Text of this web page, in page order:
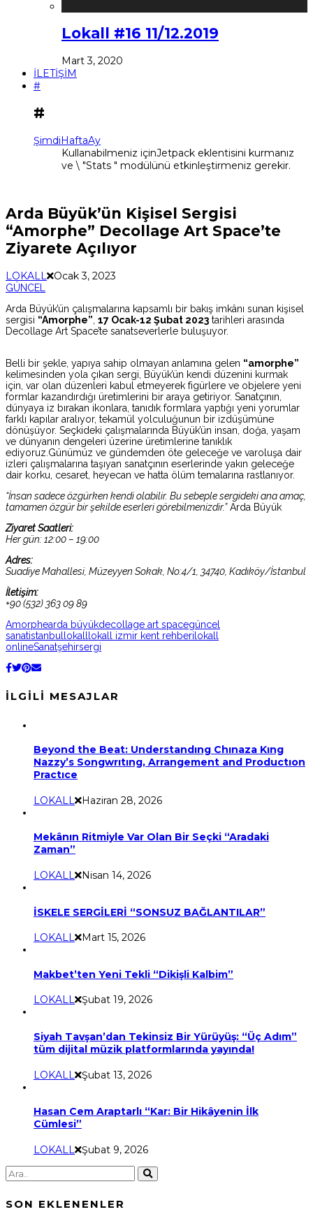
Lokall #16 11/12.2019
Mart 3, 2020
İLETİŞİM
#
#
ŞimdiHaftaAy
Kullanabilmeniz içinJetpack eklentisini kurmanız
ve \ "Stats " modülünü etkinleştirmeniz gerekir.
Arda Büyük’ün Kişisel Sergisi
“Amorphe” Decollage Art Space’te
Ziyarete Açılıyor
LOKALL Ocak 3, 2023
GÜNCEL
Arda Büyük’ün çalışmalarına kapsamlı bir bakış imkânı sunan kişisel
sergisi “Amorphe” 17 Ocak-12 Şubat 2023 tarihleri arasında
Decollage Art Space’te sanatseverlerle buluşuyor.
Belli bir şekle, yapıya sahip olmayan anlamına gelen “amorphe”
kelimesinden yola çıkan sergi, Büyük’ün kendi düzenini kurmak
için, var olan düzenleri kabul etmeyerek figürlere ve objelere yeni
formlar kazandırdığı üretimlerini bir araya getiriyor. Sanatçının,
dünyaya iz bırakan ikonlara, tanıdık formlara yaptığı yeni yorumlar
farklı kapılar aralıyor, tekamül yolculuğunun bir izdüşümüne
dönüşüyor. Seçkideki çalışmalarında Büyük’ün insan, doğa, yaşam
ve dünyanın dengeleri üzerine üretimlerine tanıklık
ediyoruz.Günümüz ve gündemden öte geleceğe ve varoluşa dair
izleri çalışmalarına taşıyan sanatçının eserlerinde yakın geleceğe
dair korku, cesaret, heyecan ve hatta ölüm temalarına rastlanıyor.
“İnsan sadece özgürken kendi olabilir. Bu sebeple sergideki ana amaç,
tamamen özgür bir şekilde eserleri görebilmenizdir.”Arda Büyük
Ziyaret Saatleri:
Her gün: 12:00 – 19:00
Adres:
Suadiye Mahallesi, Müzeyyen Sokak, No:4/1, 34740, Kadıköy/İstanbul
İletişim:
+90 (532) 363 09 89
Amorphearda büyükdecollage art spacegüncel
sanatistanbullokalllokall izmir kent rehberilokall
onlineSanatşehirsergi
İLGILI MESAJLAR
Beyond the Beat: Understandıng Chınaza Kıng
Nazzy’s Songwrıtıng, Arrangement and Productıon
Practıce
LOKALL Haziran 28, 2026
Mekânın Ritmiyle Var Olan Bir Seçki “Aradaki
Zaman”
LOKALL Nisan 14, 2026
İSKELE SERGİLERİ “SONSUZ BAĞLANTILAR”
LOKALL Mart 15, 2026
Makbet’ten Yeni Tekli “Dikişli Kalbim”
LOKALL Şubat 19, 2026
Siyah Tavşan’dan Tekinsiz Bir Yürüyüş: “Üç Adım”
tüm dijital müzik platformlarında yayında!
LOKALL Şubat 13, 2026
Hasan Cem Araptarlı “Kar: Bir Hikâyenin İlk
Cümlesi”
LOKALL Şubat 9, 2026
SON EKLENENLER